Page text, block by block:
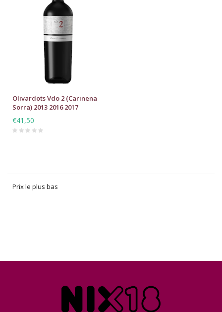
Olivardots Vdo 2 (Carinena
Sorra) 2013 2016 2017
€41,50
Prix le plus bas